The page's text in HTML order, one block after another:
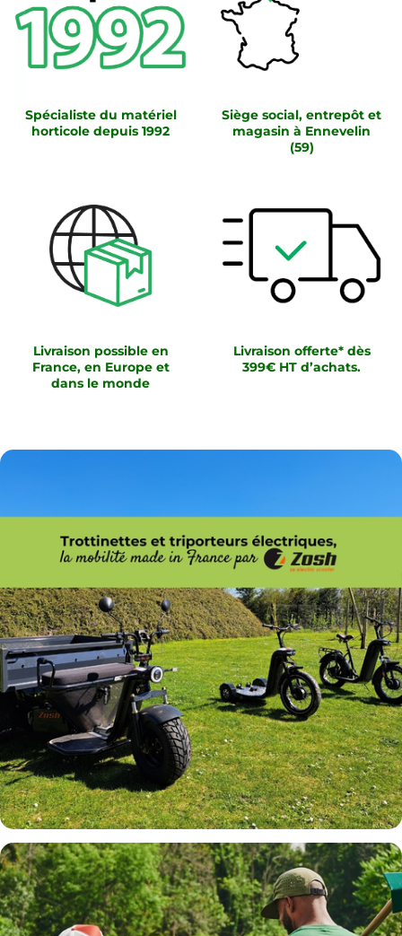
Spécialiste du matériel
horticole depuis 1992
Siège social, entrepôt et
magasin à Ennevelin
(59)
Livraison possible en
France, en Europe et
dans le monde
Livraison offerte* dès
399€ HT d’achats.